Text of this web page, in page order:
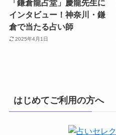
「鎌倉龍占堂」慶龍先生に
インタビュー！神奈川・鎌
倉で当たる占い師
2025年4月1日
はじめてご利用の方へ